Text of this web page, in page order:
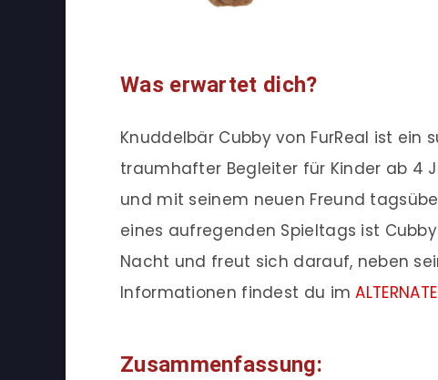
Was erwartet dich?
Knuddelbär Cubby von FurReal ist ein
traumhafter Begleiter für Kinder ab 4
und mit seinem neuen Freund
eines aufregenden Spieltags ist
Nacht und freut sich darauf, neben
Informationen findest du im
Zusammenfassung: